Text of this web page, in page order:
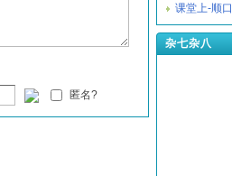
匿名?
课堂上-顺
杂七杂八